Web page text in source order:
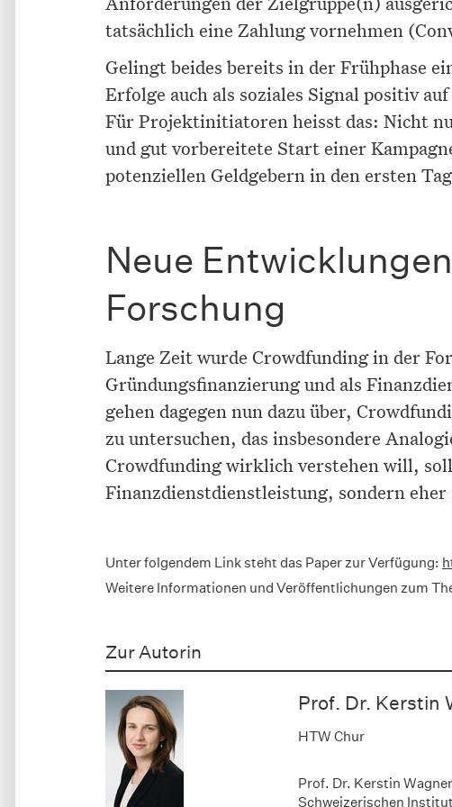
tatsächlich eine Zahlung vornehmen
Gelingt beides bereits in der Frühphase
Erfolge auch als soziales Signal positiv
Für Projektinitiatoren heisst das: Nicht
und gut vorbereitete Start einer
potenziellen Geldgebern in den ersten
Neue
Forschung
Lange Zeit wurde Crowdfunding in der
Gründungsfinanzierung und als
gehen dagegen nun dazu über,
zu untersuchen, das insbesondere
Crowdfunding wirklich verstehen will,
Finanzdienstdienstleistung, sondern eher
Unter folgendem Link steht das Paper zur Verfügung:
Weitere Informationen und Veröffentlichungen zum
Zur Autorin
Prof. Dr. Kerstin
HTW Chur
Prof. Dr. Kerstin
Schweizerischen